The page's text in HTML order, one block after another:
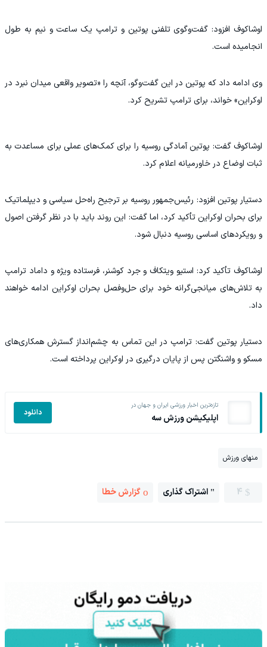
اوشاکوف افزود: گفت‌وگوی تلفنی پوتین و ترامپ یک ساعت و نیم به طول
انجامیده است.
وی ادامه داد که پوتین در این گفت‌وگو، آنچه را «تصویر واقعی میدان نبرد در
اوکراین» خواند، برای ترامپ تشریح کرد.
اوشاکوف گفت: پوتین آمادگی روسیه را برای کمک‌های عملی برای مساعدت به
ثبات اوضاع در خاورمیانه اعلام کرد.
دستیار پوتین افزود: رئیس‌جمهور روسیه بر ترجیح راه‌حل سیاسی و دیپلماتیک
برای بحران اوکراین تأکید کرد، اما گفت: این روند باید با در نظر گرفتن اصول
و رویکردهای اساسی روسیه دنبال شود.
اوشاکوف تأکید کرد: استیو ویتکاف و جرد کوشنر، فرستاده ویژه و داماد ترامپ
به تلاش‌های میانجی‌گرانه خود برای حل‌وفصل بحران اوکراین ادامه خواهند
داد.
دستیار پوتین گفت: ترامپ در این تماس به چشم‌انداز گسترش همکاری‌های
مسکو و واشنگتن پس از پایان درگیری در اوکراین پرداخته است.
تازه‌ترین اخبار ورزشی ایران و جهان در
اپلیکیشن ورزش سه دانلود
منهای ورزش
4 اشتراک گذاری گزارش خطا